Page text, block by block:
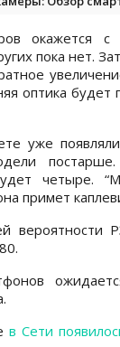
окажется
пока нет.
оптика будет
уже
четыре.
примет
вероятности
в Сети